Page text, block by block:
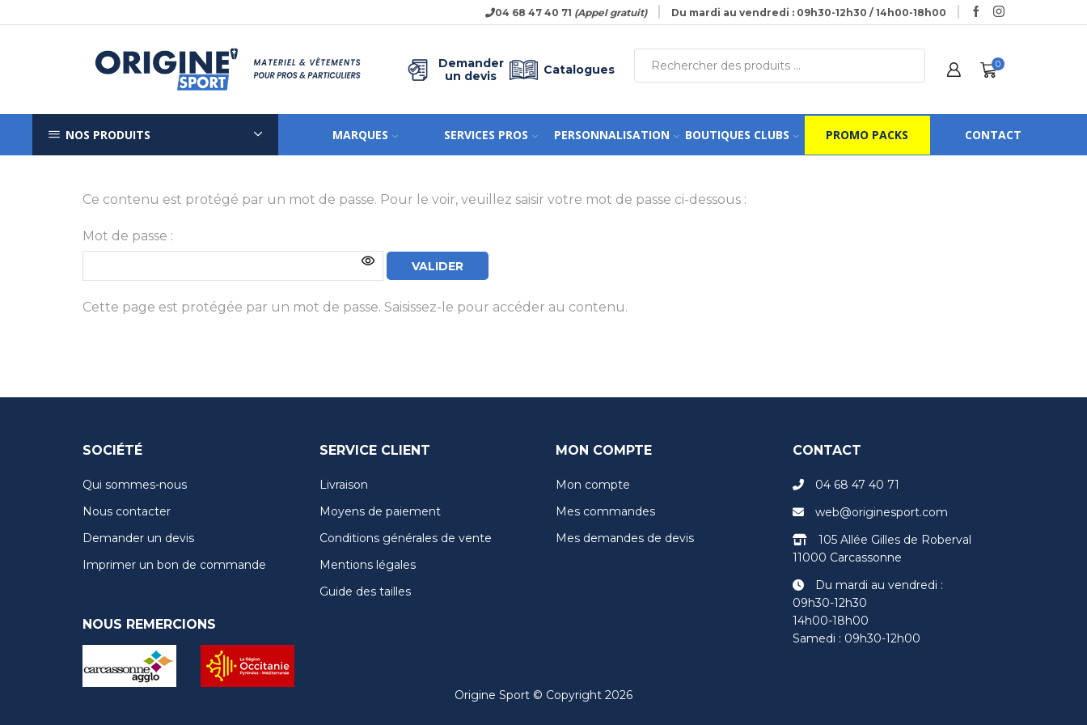
04 68 47 40 71 (Appel gratuit) Du mardi au vendredi : 09h30-12h30 / 14h00-18h00
Demander
un devis
Catalogues 0
NOS PRODUITS MARQUES SERVICES PROS PERSONNALISATION BOUTIQUES CLUBS PROMO PACKS CONTACT
Ce contenu est protégé par un mot de passe. Pour le voir, veuillez saisir votre mot de passe ci-dessous :
Mot de passe :
Cette page est protégée par un mot de passe. Saisissez-le pour accéder au contenu.
SOCIÉTÉ
Qui sommes-nous
Nous contacter
Demander un devis
Imprimer un bon de commande
NOUS REMERCIONS
SERVICE CLIENT
Livraison
Moyens de paiement
Conditions générales de vente
Mentions légales
Guide des tailles
MON COMPTE
Mon compte
Mes commandes
Mes demandes de devis
CONTACT
04 68 47 40 71
web@originesport.com
105 Allée Gilles de Roberval
11000 Carcassonne
Du mardi au vendredi :
09h30-12h30
14h00-18h00
Samedi : 09h30-12h00
Origine Sport © Copyright 2026